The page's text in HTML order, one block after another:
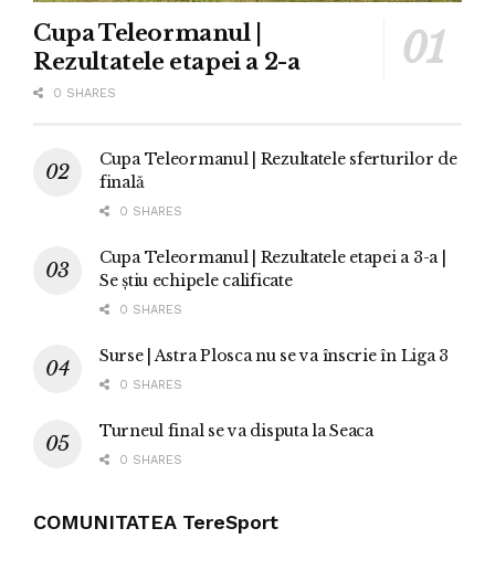
Cupa Teleormanul |
Rezultatele etapei a 2-a
0 SHARES
Cupa Teleormanul | Rezultatele sferturilor de
finală
0 SHARES
Cupa Teleormanul | Rezultatele etapei a 3-a |
Se știu echipele calificate
0 SHARES
Surse | Astra Plosca nu se va înscrie în Liga 3
0 SHARES
Turneul final se va disputa la Seaca
0 SHARES
COMUNITATEA TereSport